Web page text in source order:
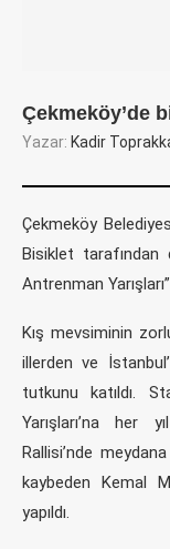
Çekmeköy’de
Yazar: Kadir
Çekmeköy
Bisiklet tarafından
Antrenman
Kış mevsiminin
illerden ve
tutkunu katıldı.
Yarışları’na her
Rallisi’nde
kaybeden Kemal
yapıldı.